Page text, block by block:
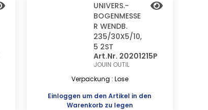
UNIVERS.-
BOGENMESSE
R WENDB.
235/30X5/10,
5 2ST
Art.Nr. 20201215P
JOUIN OUTIL
Verpackung : Lose
Einloggen um den Artikel in den
Warenkorb zu legen